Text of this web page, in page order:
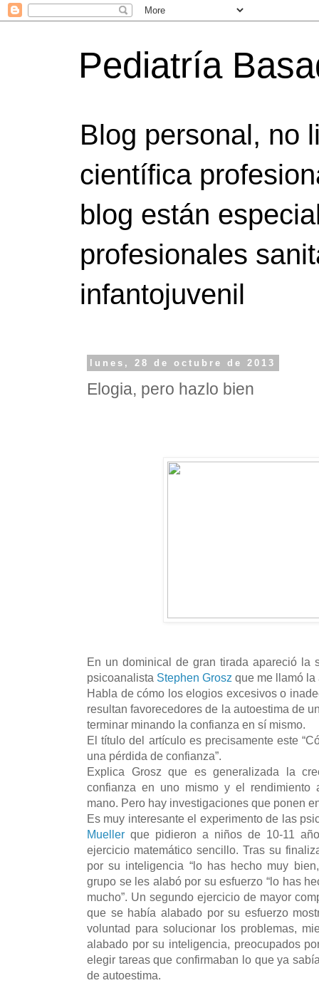
Pediatría
Blog personal, no
científica
blog están
profesionales
infantojuvenil
lunes, 28 de octubre de 2013
Elogia, pero hazlo bien
En un dominical de gran tirada apareció la
psicoanalista Stephen Grosz que me llamó la
Habla de cómo los elogios excesivos o
resultan favorecedores de la autoestima de
terminar minando la confianza en sí mismo.
El título del artículo es precisamente este
una pérdida de confianza”.
Explica Grosz que es generalizada la
confianza en uno mismo y el rendimiento
mano. Pero hay investigaciones que ponen
Es muy interesante el experimento de las
Mueller que pidieron a niños de 10-11
ejercicio matemático sencillo. Tras su
por su inteligencia “lo has hecho muy
grupo se les alabó por su esfuerzo “lo has
mucho”. Un segundo ejercicio de mayor
que se había alabado por su esfuerzo
voluntad para solucionar los problemas,
alabado por su inteligencia, preocupados
elegir tareas que confirmaban lo que ya
de autoestima.